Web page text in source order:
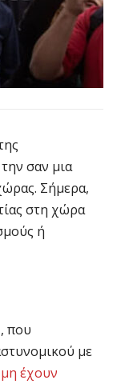
σαν μια
Σήμερα,
στη χώρα
ή
που
με
έχουν